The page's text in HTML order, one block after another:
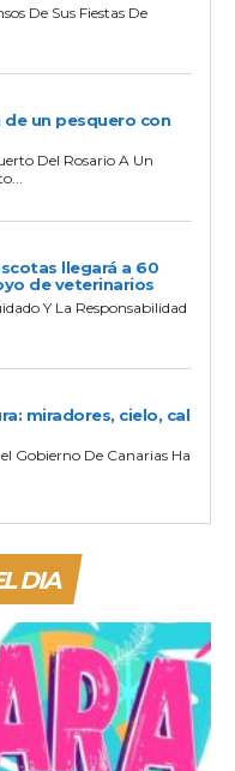
De Sus Fiestas De
un pesquero con
Del Rosario A Un
llegará a 60
de veterinarios
Y La Responsabilidad
miradores, cielo, cal
Gobierno De Canarias Ha
DIA